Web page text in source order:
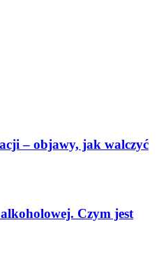
– objawy, jak walczyć
Czym jest